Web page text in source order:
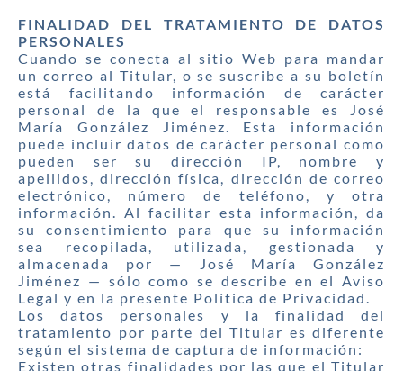
FINALIDAD DEL TRATAMIENTO DE DATOS
PERSONALES
Cuando se conecta al sitio Web para mandar
un correo al Titular, o se suscribe a su boletín
está facilitando información de carácter
personal de la que el responsable es José
María González Jiménez. Esta información
puede incluir datos de carácter personal como
pueden ser su dirección IP, nombre y
apellidos, dirección física, dirección de correo
electrónico, número de teléfono, y otra
información. Al facilitar esta información, da
su consentimiento para que su información
sea recopilada, utilizada, gestionada y
almacenada por — José María González
Jiménez — sólo como se describe en el Aviso
Legal y en la presente Política de Privacidad.
Los datos personales y la finalidad del
tratamiento por parte del Titular es diferente
según el sistema de captura de información:
Existen otras finalidades por las que el Titular